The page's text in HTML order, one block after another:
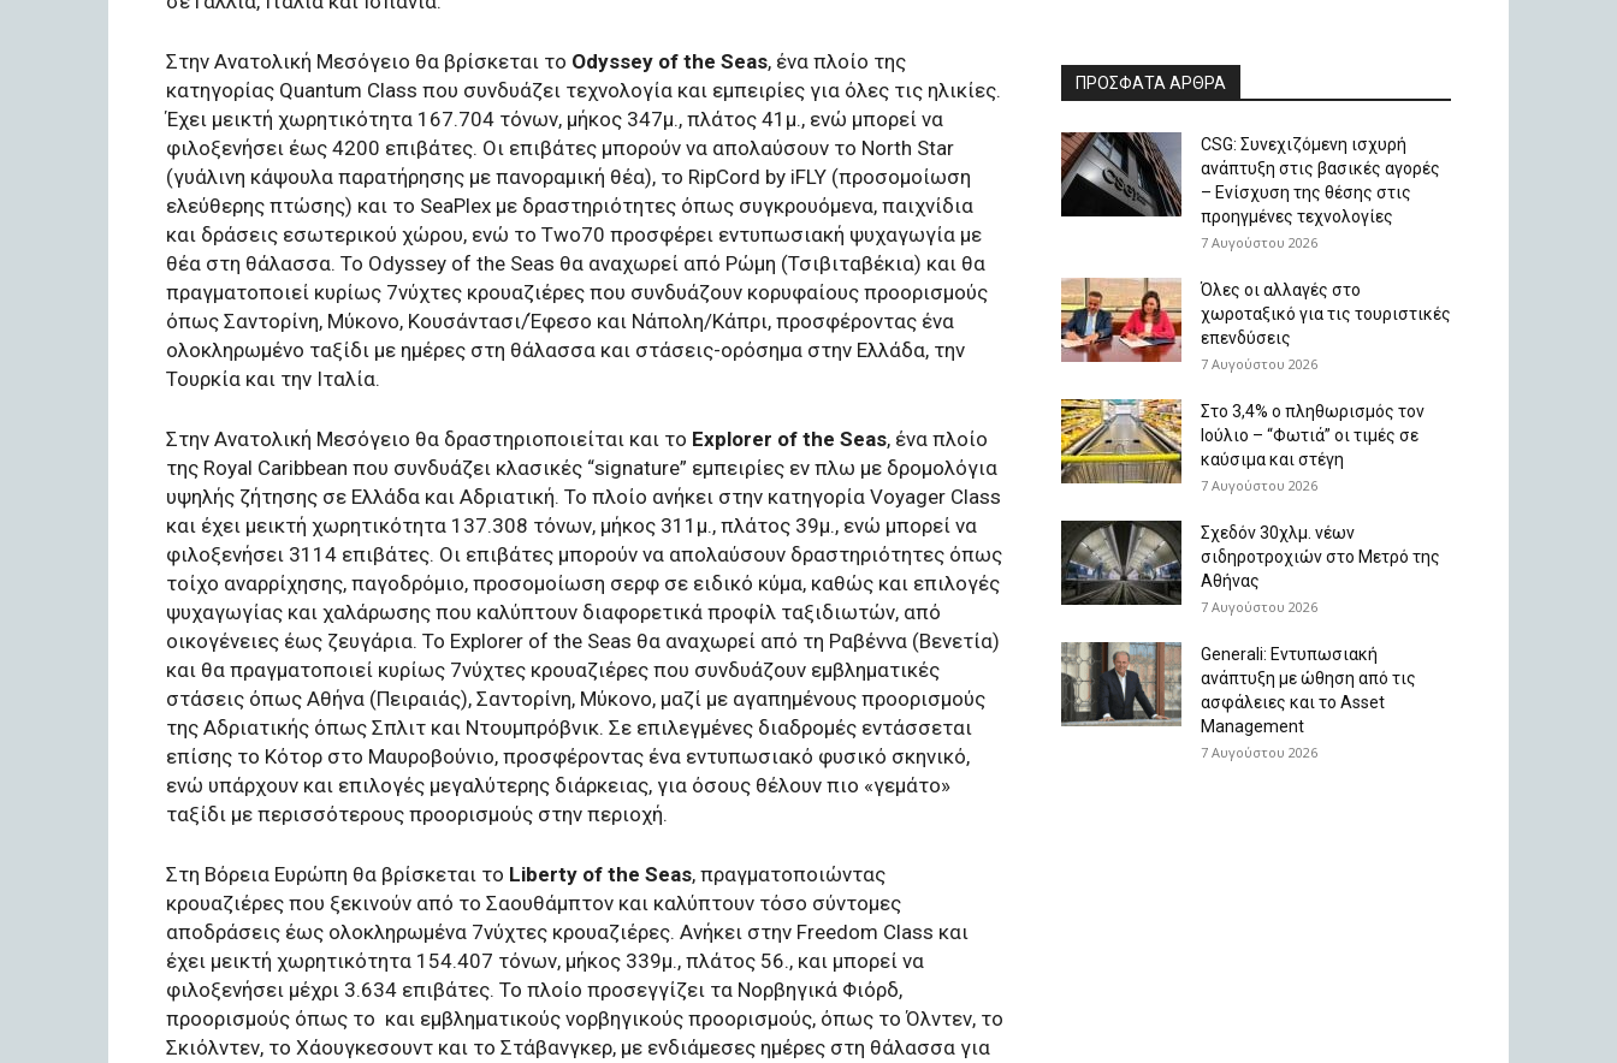
Στην Ανατολική Μεσόγειο θα βρίσκεται το Odyssey of the Seas, ένα πλοίο της
κατηγορίας Quantum Class που συνδυάζει τεχνολογία και εμπειρίες για όλες τις ηλικίες.
Έχει μεικτή χωρητικότητα 167.704 τόνων, μήκος 347μ., πλάτος 41μ., ενώ μπορεί να
φιλοξενήσει έως 4200 επιβάτες. Οι επιβάτες μπορούν να απολαύσουν το North Star
(γυάλινη κάψουλα παρατήρησης με πανοραμική θέα), το RipCord by iFLY (προσομοίωση
ελεύθερης πτώσης) και το SeaPlex με δραστηριότητες όπως συγκρουόμενα, παιχνίδια
και δράσεις εσωτερικού χώρου, ενώ το Two70 προσφέρει εντυπωσιακή ψυχαγωγία με
θέα στη θάλασσα. Το Odyssey of the Seas θα αναχωρεί από Ρώμη (Τσιβιταβέκια) και θα
πραγματοποιεί κυρίως 7νύχτες κρουαζιέρες που συνδυάζουν κορυφαίους προορισμούς
όπως Σαντορίνη, Μύκονο, Κουσάντασι/Έφεσο και Νάπολη/Κάπρι, προσφέροντας ένα
ολοκληρωμένο ταξίδι με ημέρες στη θάλασσα και στάσεις-ορόσημα στην Ελλάδα, την
Τουρκία και την Ιταλία.
Στην Ανατολική Μεσόγειο θα δραστηριοποιείται και το Explorer of the Seas, ένα πλοίο
της Royal Caribbean που συνδυάζει κλασικές “signature” εμπειρίες εν πλω με δρομολόγια
υψηλής ζήτησης σε Ελλάδα και Αδριατική. To πλοίο ανήκει στην κατηγορία Voyager Class
και έχει μεικτή χωρητικότητα 137.308 τόνων, μήκος 311μ., πλάτος 39μ., ενώ μπορεί να
φιλοξενήσει 3114 επιβάτες. Οι επιβάτες μπορούν να απολαύσουν δραστηριότητες όπως
τοίχο αναρρίχησης, παγοδρόμιο, προσομοίωση σερφ σε ειδικό κύμα, καθώς και επιλογές
ψυχαγωγίας και χαλάρωσης που καλύπτουν διαφορετικά προφίλ ταξιδιωτών, από
οικογένειες έως ζευγάρια. Το Explorer of the Seas θα αναχωρεί από τη Ραβέννα (Βενετία)
και θα πραγματοποιεί κυρίως 7νύχτες κρουαζιέρες που συνδυάζουν εμβληματικές
στάσεις όπως Αθήνα (Πειραιάς), Σαντορίνη, Μύκονο, μαζί με αγαπημένους προορισμούς
της Αδριατικής όπως Σπλιτ και Ντουμπρόβνικ. Σε επιλεγμένες διαδρομές εντάσσεται
επίσης το Κότορ στο Μαυροβούνιο, προσφέροντας ένα εντυπωσιακό φυσικό σκηνικό,
ενώ υπάρχουν και επιλογές μεγαλύτερης διάρκειας, για όσους θέλουν πιο «γεμάτο»
ταξίδι με περισσότερους προορισμούς στην περιοχή.
Στη Βόρεια Ευρώπη θα βρίσκεται το Liberty of the Seas, πραγματοποιώντας
κρουαζιέρες που ξεκινούν από το Σαουθάμπτον και καλύπτουν τόσο σύντομες
αποδράσεις έως ολοκληρωμένα 7νύχτες κρουαζιέρες. Ανήκει στην Freedom Class και
έχει μεικτή χωρητικότητα 154.407 τόνων, μήκος 339μ., πλάτος 56., και μπορεί να
φιλοξενήσει μέχρι 3.634 επιβάτες. Το πλοίο προσεγγίζει τα Νορβηγικά Φιόρδ,
προορισμούς όπως το και εμβληματικούς νορβηγικούς προορισμούς, όπως το Όλντεν, το
Σκιόλντεν, το Χάουγκεσουντ και το Στάβανγκερ, με ενδιάμεσες ημέρες στη θάλασσα για
ΠΡΟΣΦΑΤΑ ΑΡΘΡΑ
CSG: Συνεχιζόμενη ισχυρή
ανάπτυξη στις βασικές αγορές
– Ενίσχυση της θέσης στις
προηγμένες τεχνολογίες
7 Αυγούστου 2026
Όλες οι αλλαγές στο
χωροταξικό για τις τουριστικές
επενδύσεις
7 Αυγούστου 2026
Στο 3,4% ο πληθωρισμός τον
Ιούλιο – “Φωτιά” οι τιμές σε
καύσιμα και στέγη
7 Αυγούστου 2026
Σχεδόν 30χλμ. νέων
σιδηροτροχιών στο Μετρό της
Αθήνας
7 Αυγούστου 2026
Generali: Eντυπωσιακή
ανάπτυξη με ώθηση από τις
ασφάλειες και το Asset
Management
7 Αυγούστου 2026